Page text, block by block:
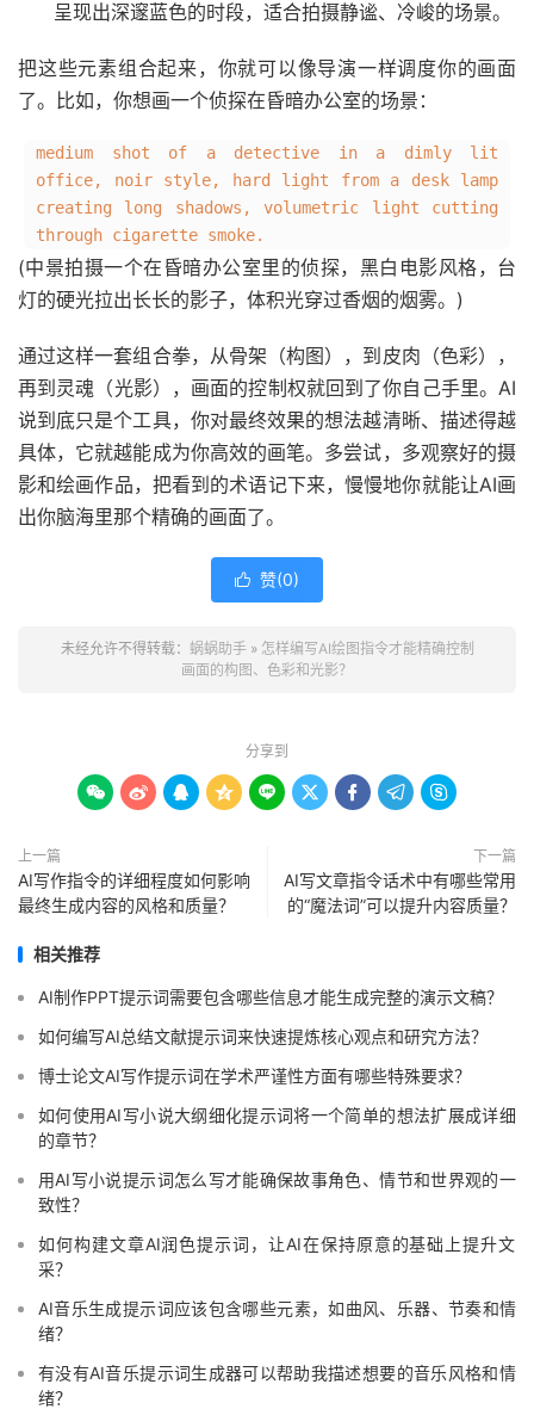
呈现出深邃蓝色的时段，适合拍摄静谧、冷峻的场景。
把这些元素组合起来，你就可以像导演一样调度你的画面
了。比如，你想画一个侦探在昏暗办公室的场景：
medium shot of a detective in a dimly lit
office, noir style, hard light from a desk lamp
creating long shadows, volumetric light cutting
through cigarette smoke.
(中景拍摄一个在昏暗办公室里的侦探，黑白电影风格，台
灯的硬光拉出长长的影子，体积光穿过香烟的烟雾。)
通过这样一套组合拳，从骨架（构图），到皮肉（色彩），
再到灵魂（光影），画面的控制权就回到了你自己手里。AI
说到底只是个工具，你对最终效果的想法越清晰、描述得越
具体，它就越能成为你高效的画笔。多尝试，多观察好的摄
影和绘画作品，把看到的术语记下来，慢慢地你就能让AI画
出你脑海里那个精确的画面了。
 赞(0)
未经允许不得转载： 蜗蜗助手» 怎样编写AI绘图指令才能精确控制
画面的构图、色彩和光影？
分享到
        
上一篇
AI写作指令的详细程度如何影响
最终生成内容的风格和质量？
下一篇
AI写文章指令话术中有哪些常用
的“魔法词”可以提升内容质量？
相关推荐
AI制作PPT提示词需要包含哪些信息才能生成完整的演示文稿？
如何编写AI总结文献提示词来快速提炼核心观点和研究方法？
博士论文AI写作提示词在学术严谨性方面有哪些特殊要求？
如何使用AI写小说大纲细化提示词将一个简单的想法扩展成详细
的章节？
用AI写小说提示词怎么写才能确保故事角色、情节和世界观的一
致性？
如何构建文章AI润色提示词，让AI在保持原意的基础上提升文
采？
AI音乐生成提示词应该包含哪些元素，如曲风、乐器、节奏和情
绪？
有没有AI音乐提示词生成器可以帮助我描述想要的音乐风格和情
绪？